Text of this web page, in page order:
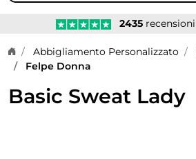
2435 recensioni
Home page
Abbigliamento Personalizzato
Felpe Donna
Basic Sweat Lady